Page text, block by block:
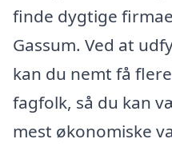
finde dygtige
Gassum. Ved at
kan du nemt få
fagfolk, så du kan
mest økonomiske